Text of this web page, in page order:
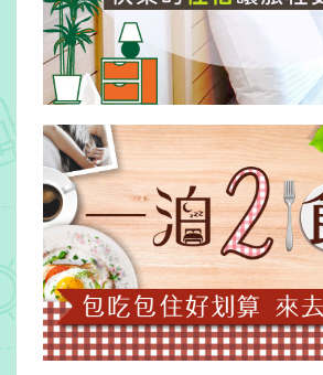
服
單
Line
線
上
客
服
紅